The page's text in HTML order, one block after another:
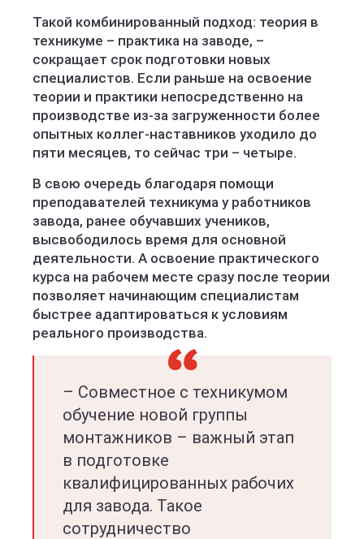
Такой комбинированный подход: теория в
техникуме – практика на заводе, –
сокращает срок подготовки новых
специалистов. Если раньше на освоение
теории и практики непосредственно на
производстве из-за загруженности более
опытных коллег-наставников уходило до
пяти месяцев, то сейчас три – четыре.
В свою очередь благодаря помощи
преподавателей техникума у работников
завода, ранее обучавших учеников,
высвободилось время для основной
деятельности. А освоение практического
курса на рабочем месте сразу после теории
позволяет начинающим специалистам
быстрее адаптироваться к условиям
реального производства.
– Совместное с техникумом
обучение новой группы
монтажников – важный этап
в подготовке
квалифицированных рабочих
для завода. Такое
сотрудничество